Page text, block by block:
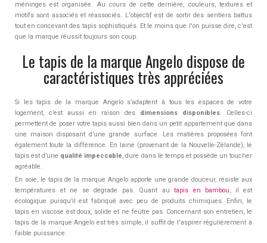
méninges est organisée. Au cours de cette dernière, couleurs, textures et
motifs sont associés et réassociés. L'objectif est de sortir des sentiers battus
tout en concevant des tapis sophistiqués. Et le moins que l'on puisse dire, c'est
que la marque réussit toujours son coup.
Le tapis de la marque Angelo dispose de
caractéristiques très appréciées
Si les tapis de la marque Angelo s’adaptent à tous les espaces de votre
logement, c’est aussi en raison des dimensions disponibles. Celles-ci
permettent de poser votre tapis aussi bien dans un petit appartement que dans
une maison disposant d’une grande surface. Les matières proposées font
également toute la différence. En laine (provenant de la Nouvelle-Zélande), le
tapis est d’une qualité impeccable, dure dans le temps et possède un toucher
agréable.
En soie, le tapis de la marque Angelo apporte une grande douceur, résiste aux
températures et ne se dégrade pas. Quant au tapis en bambou, il est
écologique puisqu’il est fabriqué avec peu de produits chimiques. Enfin, le
tapis en viscose est doux, solide et ne feutre pas. Concernant son entretien, le
tapis de la marque Angelo est très simple, il suffit de l'aspirer régulièrement à
faible puissance.